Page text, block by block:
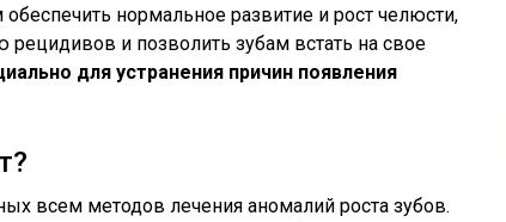
нормальное развитие и рост челюсти,
и позволить зубам встать на свое
для устранения причин появления
всем методов лечения аномалий роста зубов.